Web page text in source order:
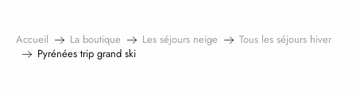
Accueil La boutique Les séjours neige
Tous les séjours hiver
Pyrénées trip grand ski